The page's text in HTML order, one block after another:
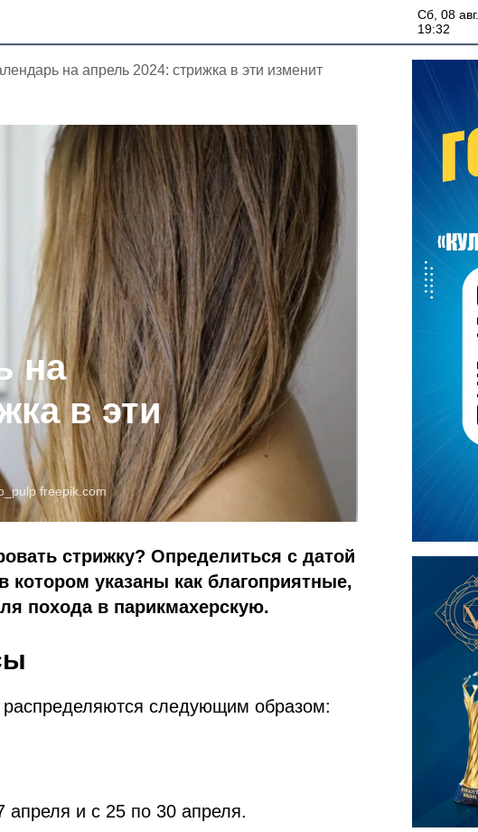
сб, 08 авг.
19:32
на апрель 2024: стрижка в эти изменит
на
в эти
freepik.com
стрижку? Определиться с датой
указаны как благоприятные,
похода в парикмахерскую.
следующим образом:
и с 25 по 30 апреля.